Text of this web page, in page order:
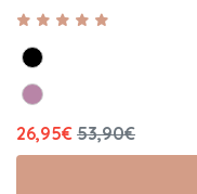
26,95€ 53,90€